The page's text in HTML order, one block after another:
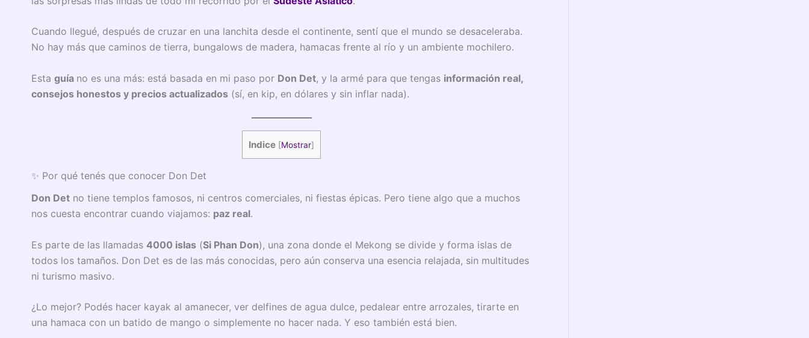
Cuando llegué, después de cruzar en una lanchita desde el continente, sentí que el mundo se desaceleraba.
No hay más que caminos de tierra, bungalows de madera, hamacas frente al río y un ambiente mochilero.
Esta guía no es una más: está basada en mi paso por Don Det, y la armé para que tengas información real,
consejos honestos y precios actualizados (sí, en kip, en dólares y sin inflar nada).
Indice [Mostrar]
✨ Por qué tenés que conocer Don Det
Don Det no tiene templos famosos, ni centros comerciales, ni fiestas épicas. Pero tiene algo que a muchos
nos cuesta encontrar cuando viajamos: paz real.
Es parte de las llamadas 4000 islas (Si Phan Don), una zona donde el Mekong se divide y forma islas de
todos los tamaños. Don Det es de las más conocidas, pero aún conserva una esencia relajada, sin multitudes
ni turismo masivo.
¿Lo mejor? Podés hacer kayak al amanecer, ver delfines de agua dulce, pedalear entre arrozales, tirarte en
una hamaca con un batido de mango o simplemente no hacer nada. Y eso también está bien.